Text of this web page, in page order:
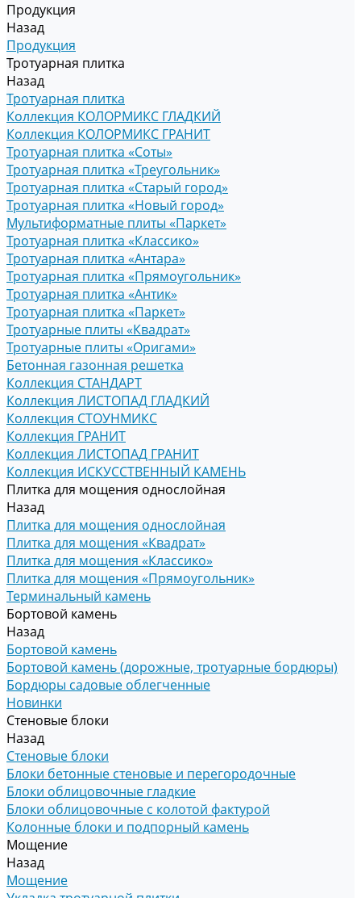
Продукция
Назад
Продукция
Тротуарная плитка
Назад
Тротуарная плитка
Коллекция КОЛОРМИКС ГЛАДКИЙ
Коллекция КОЛОРМИКС ГРАНИТ
Тротуарная плитка «Соты»
Тротуарная плитка «Треугольник»
Тротуарная плитка «Старый город»
Тротуарная плитка «Новый город»
Мультиформатные плиты «Паркет»
Тротуарная плитка «Классико»
Тротуарная плитка «Антара»
Тротуарная плитка «Прямоугольник»
Тротуарная плитка «Антик»
Тротуарная плитка «Паркет»
Тротуарные плиты «Квадрат»
Тротуарные плиты «Оригами»
Бетонная газонная решетка
Коллекция СТАНДАРТ
Коллекция ЛИСТОПАД ГЛАДКИЙ
Коллекция СТОУНМИКС
Коллекция ГРАНИТ
Коллекция ЛИСТОПАД ГРАНИТ
Коллекция ИСКУССТВЕННЫЙ КАМЕНЬ
Плитка для мощения однослойная
Назад
Плитка для мощения однослойная
Плитка для мощения «Квадрат»
Плитка для мощения «Классико»
Плитка для мощения «Прямоугольник»
Терминальный камень
Бортовой камень
Назад
Бортовой камень
Бортовой камень (дорожные, тротуарные бордюры)
Бордюры садовые облегченные
Новинки
Стеновые блоки
Назад
Стеновые блоки
Блоки бетонные стеновые и перегородочные
Блоки облицовочные гладкие
Блоки облицовочные с колотой фактурой
Колонные блоки и подпорный камень
Мощение
Назад
Мощение